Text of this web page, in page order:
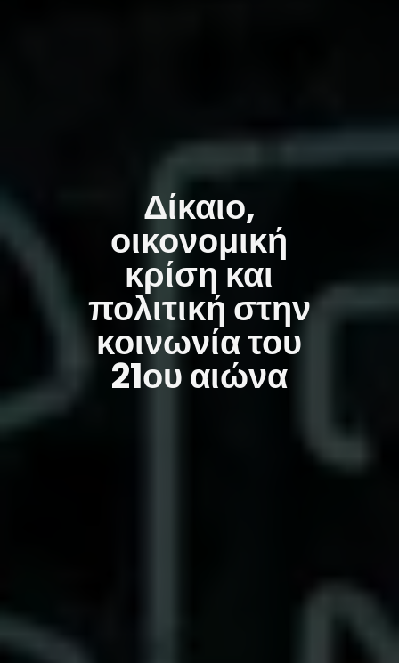
Δίκαιο,
οικονομική
κρίση και
πολιτική στην
κοινωνία του
21ου αιώνα